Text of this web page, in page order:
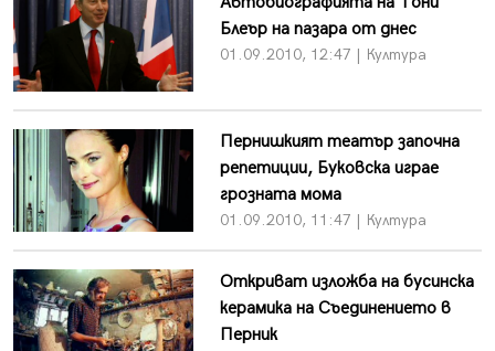
Блеър на пазара от днес
01.09.2010, 12:47 | Култура
Пернишкият театър започна
репетиции, Буковска играе
грозната мома
01.09.2010, 11:47 | Култура
Откриват изложба на бусинска
керамика на Съединението в
Перник